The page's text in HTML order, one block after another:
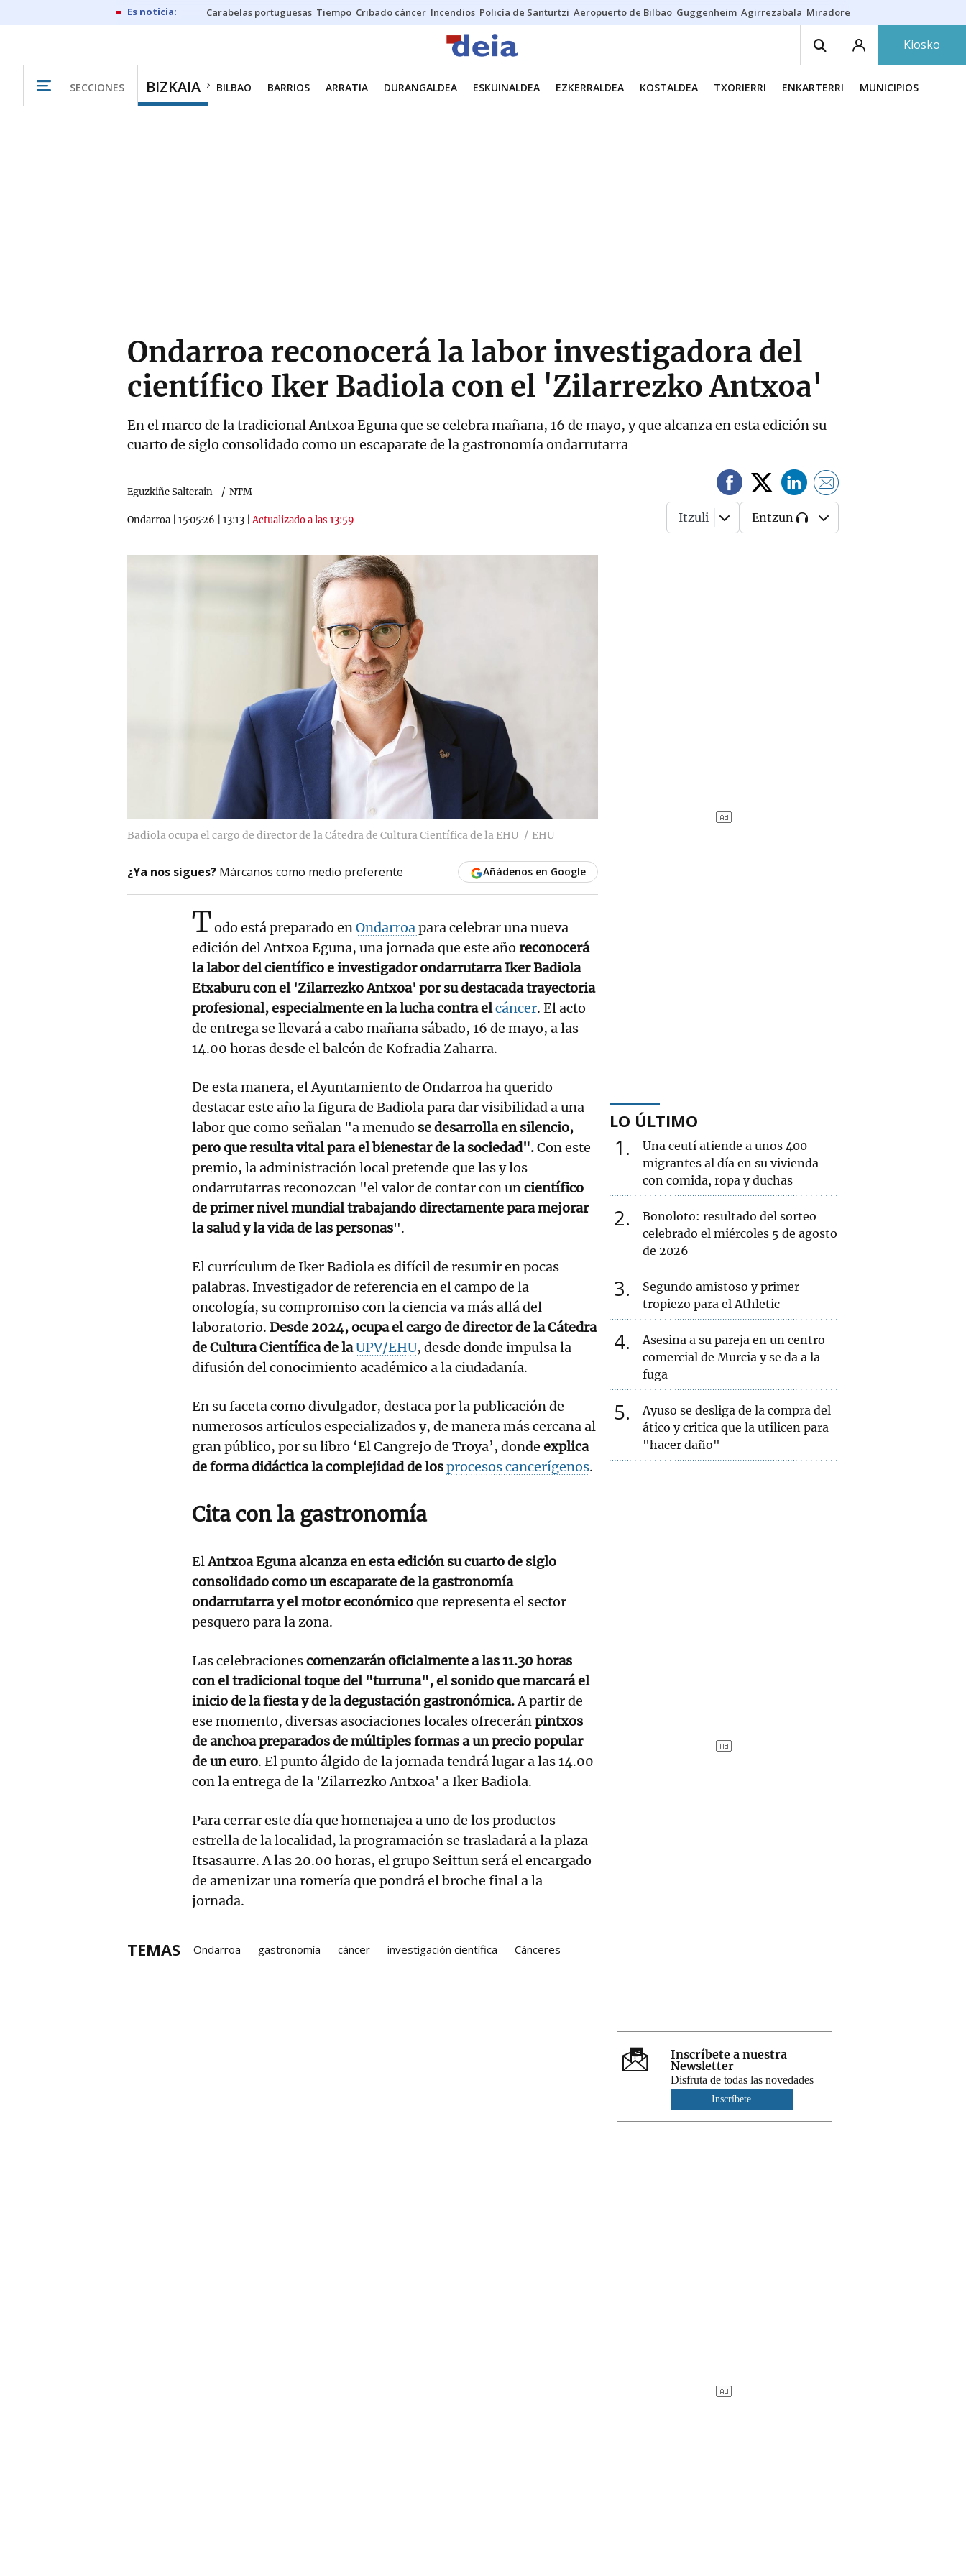
Carabelas portuguesas Tiempo Cribado cáncer Incendios Policía de Santurtzi Aeropuerto de Bilbao Guggenheim Agirrezabala Miradores en Bilbao
Kiosko
SECCIONES BIZKAIA BILBAO BARRIOS ARRATIA DURANGALDEA ESKUINALDEA EZKERRALDEA KOSTALDEA TXORIERRI ENKARTERRI MUNICIPIOS
Ondarroa reconocerá la labor investigadora del
científico Iker Badiola con el 'Zilarrezko Antxoa'
En el marco de la tradicional Antxoa Eguna que se celebra mañana, 16 de mayo, y que alcanza en esta edición su
cuarto de siglo consolidado como un escaparate de la gastronomía ondarrutarra
Eguzkiñe Salterain NTM
Ondarroa 15·05·26 13:13 |Actualizado a las 13:59 Itzuli Entzun
Badiola ocupa el cargo de director de la Cátedra de Cultura Científica de la EHU EHU
¿Ya nos sigues? Márcanos como medio preferente Añádenos en Google
Todo está preparado enOndarroapara celebrar una nueva
edición del Antxoa Eguna, una jornada que este año reconocerá
la labor del científico e investigador ondarrutarra Iker Badiola
Etxaburu con el 'Zilarrezko Antxoa' por su destacada trayectoria
profesional, especialmente en la lucha contra elcáncer. El acto
de entrega se llevará a cabo mañana sábado, 16 de mayo, a las
14.00 horas desde el balcón de Kofradia Zaharra.
De esta manera, el Ayuntamiento de Ondarroa ha querido
destacar este año la figura de Badiola para dar visibilidad a una
labor que como señalan "a menudo se desarrolla en silencio,
pero que resulta vital para el bienestar de la sociedad".Con este
premio, la administración local pretende que las y los
ondarrutarras reconozcan "el valor de contar con uncientífico
de primer nivel mundial trabajando directamente para mejorar
la salud y la vida de las personas".
El currículum de Iker Badiola es difícil de resumir en pocas
palabras. Investigador de referencia en el campo de la
oncología, su compromiso con la ciencia va más allá del
laboratorio. Desde 2024, ocupa el cargo de director de la Cátedra
de Cultura Científica de laUPV/EHU, desde donde impulsa la
difusión del conocimiento académico a la ciudadanía.
En su faceta como divulgador, destaca por la publicación de
numerosos artículos especializados y, de manera más cercana al
gran público, por su libro ‘El Cangrejo de Troya’, donde explica
de forma didáctica la complejidad de losprocesos cancerígenos.
Cita con la gastronomía
ElAntxoa Eguna alcanza en esta edición su cuarto de siglo
consolidado como un escaparate de la gastronomía
ondarrutarra y el motor económicoque representa el sector
pesquero para la zona.
Las celebracionescomenzarán oficialmente a las 11.30 horas
con el tradicional toque del "turruna", el sonido que marcará el
inicio de la fiesta y de la degustación gastronómica.A partir de
ese momento, diversas asociaciones locales ofreceránpintxos
de anchoa preparados de múltiples formas a un precio popular
de un euro. El punto álgido de la jornada tendrá lugar a las 14.00
con la entrega de la 'Zilarrezko Antxoa' a Iker Badiola.
Para cerrar este día que homenajea a uno de los productos
estrella de la localidad, la programación se trasladará a la plaza
Itsasaurre. A las 20.00 horas, el grupo Seittun será el encargado
de amenizar una romería que pondrá el broche final a la
jornada.
TEMAS Ondarroa gastronomía cáncer investigación científica Cánceres
LO ÚLTIMO
1
Una ceutí atiende a unos 400
migrantes al día en su vivienda
con comida, ropa y duchas
2
Bonoloto: resultado del sorteo
celebrado el miércoles 5 de agosto
de 2026
3
Segundo amistoso y primer
tropiezo para el Athletic
4
Asesina a su pareja en un centro
comercial de Murcia y se da a la
fuga
5
Ayuso se desliga de la compra del
ático y critica que la utilicen para
"hacer daño"
Inscríbete a nuestra
Newsletter
Disfruta de todas las novedades
Inscríbete